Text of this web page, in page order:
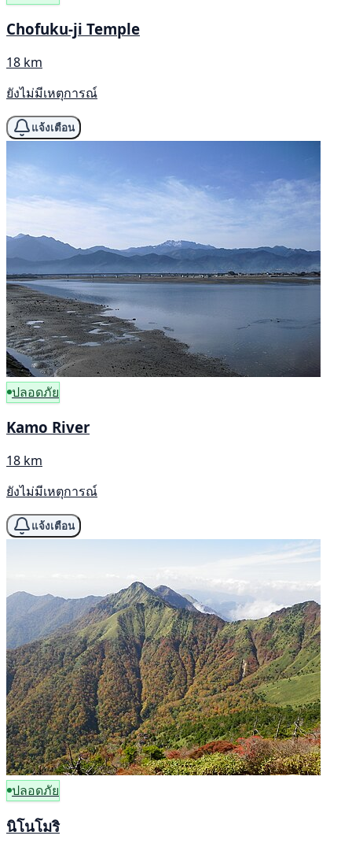
Chofuku-ji Temple
18 km
ยังไม่มีเหตุการณ์
แจ้งเตือน
ปลอดภัย
Kamo River
18 km
ยังไม่มีเหตุการณ์
แจ้งเตือน
ปลอดภัย
นิโนโมริ